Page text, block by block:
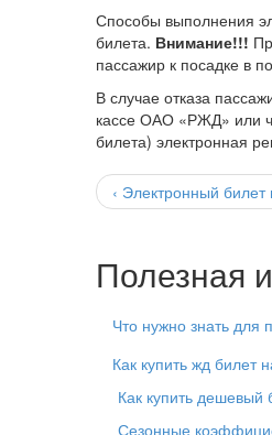
Способы выполнения
билета. Внимание!!!
пассажир к посадке в
В случае отказа
кассе ОАО «РЖД» или
билета) электронная
‹ Электронный билет
Полезная
Что нужно знать
Как купить жд
Как купить дешевый
Сезонные